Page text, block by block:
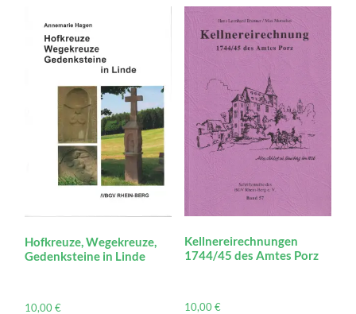
Hofkreuze, Wegekreuze,
Gedenksteine in Linde
10,00€
Kellnereirechnungen
1744/45 des Amtes Porz
10,00€